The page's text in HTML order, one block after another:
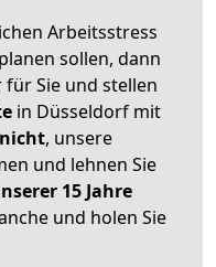
Arbeitsstress
sollen, dann
Sie und stellen
in Düsseldorf mit
, unsere
und lehnen Sie
15 Jahre
und holen Sie